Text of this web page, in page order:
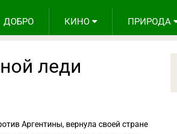
ДОБРО КИНО ПРИРОДА
леди
Аргентины, вернула своей стране